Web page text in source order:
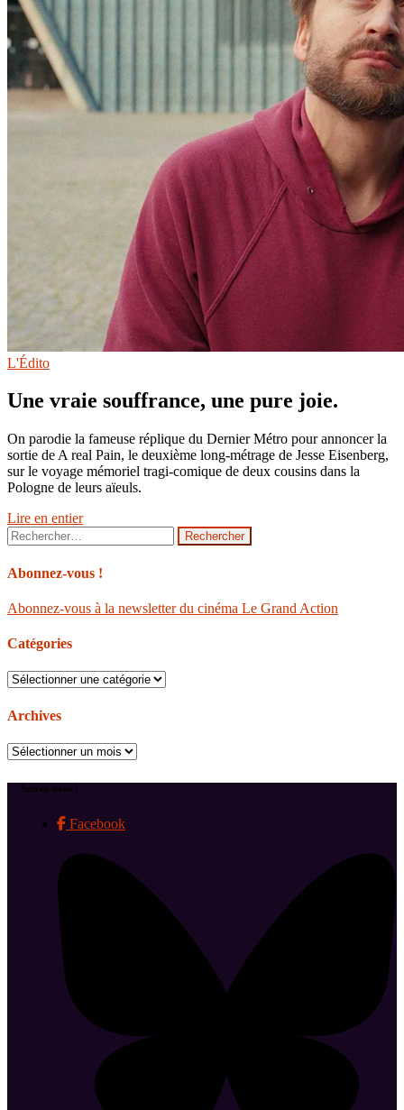
L'Édito
Une vraie souffrance, une pure joie.
On parodie la fameuse réplique du Dernier Métro pour annoncer la
sortie de A real Pain, le deuxième long-métrage de Jesse Eisenberg,
sur le voyage mémoriel tragi-comique de deux cousins dans la
Pologne de leurs aïeuls.
Lire en entier
Rechercher :
Abonnez-vous !
Abonnez-vous à la newsletter du cinéma Le Grand Action
Catégories
Catégories
Archives
Archives
Suivez-nous !
Facebook